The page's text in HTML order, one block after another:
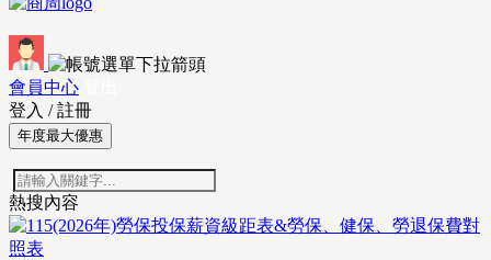
會員中心
登入 / 註冊
年度最大優惠
熱搜內容